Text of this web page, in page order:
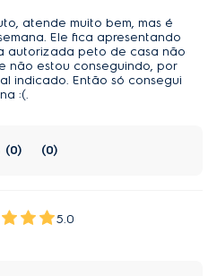
atende muito bem, mas é
Ele fica apresentando
autorizada peto de casa não
não estou conseguindo, por
indicado. Então só consegui
:(.
0 0
5.0